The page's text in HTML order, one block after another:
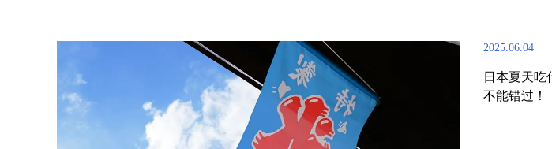
2025.06.04
日本夏天吃
不能错过！